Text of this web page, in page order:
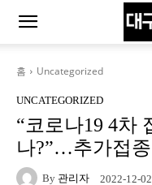
홈 Uncategorized
UNCATEGORIZED
“코로나19 4차
나?”…추가접
By 관리자 2022-12-02